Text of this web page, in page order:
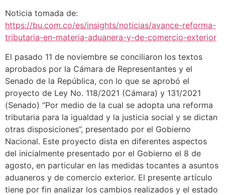
Noticia tomada de:
https://bu.com.co/es/insights/noticias/avance-reforma-
tributaria-en-materia-aduanera-y-de-comercio-exterior
El pasado 11 de noviembre se conciliaron los textos
aprobados por la Cámara de Representantes y el
Senado de la República, con lo que se aprobó el
proyecto de Ley No. 118/2021 (Cámara) y 131/2021
(Senado) “Por medio de la cual se adopta una reforma
tributaria para la igualdad y la justicia social y se dictan
otras disposiciones”, presentado por el Gobierno
Nacional. Este proyecto dista en diferentes aspectos
del inicialmente presentado por el Gobierno el 8 de
agosto, en particular en las medidas tocantes a asuntos
aduaneros y de comercio exterior. El presente artículo
tiene por fin analizar los cambios realizados y el estado